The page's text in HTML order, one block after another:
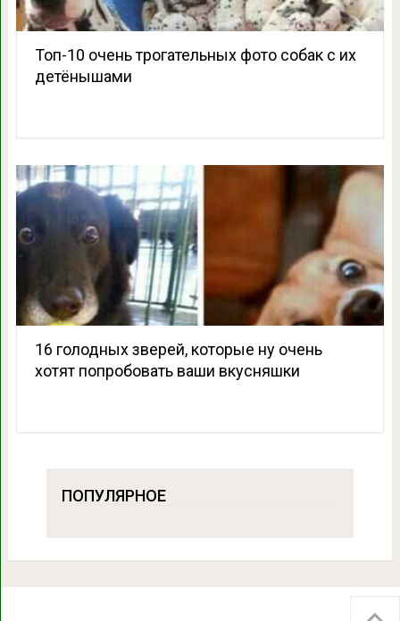
Топ-10 очень трогательных фото собак с их
детёнышами
16 голодных зверей, которые ну очень
хотят попробовать ваши вкусняшки
ПОПУЛЯРНОЕ